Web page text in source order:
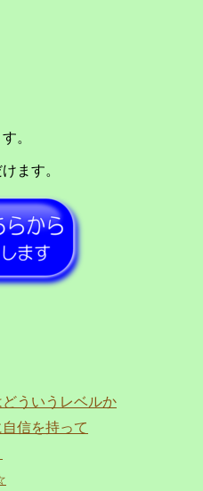
。
ます。
ういうレベルか
信を持って